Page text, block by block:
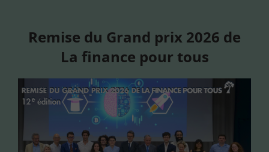
Remise du Grand prix 2026 de
La finance pour tous